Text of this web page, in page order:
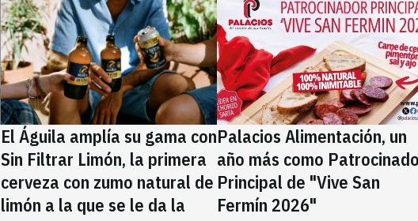
El Águila amplía su gama con
Sin Filtrar Limón, la primera
cerveza con zumo natural de
limón a la que se le da la
Palacios Alimentación, un
año más como
Principal de "Vive San
Fermín 2026"